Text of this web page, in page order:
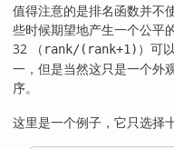
值得注意的是排名函数并不
些时候期望地产生一个公平
32 （ rank/(rank+1) ）可
一，但是当然这只是一个外
序。
这里是一个例子，它只选择